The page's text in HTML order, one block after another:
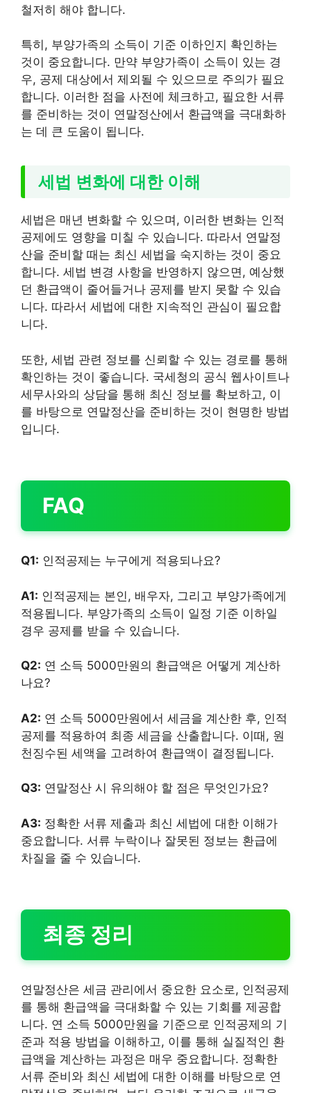
철저히 해야 합니다.
특히, 부양가족의 소득이 기준 이하인지 확인하는
것이 중요합니다. 만약 부양가족이 소득이 있는 경
우, 공제 대상에서 제외될 수 있으므로 주의가 필요
합니다. 이러한 점을 사전에 체크하고, 필요한 서류
를 준비하는 것이 연말정산에서 환급액을 극대화하
는 데 큰 도움이 됩니다.
세법 변화에 대한 이해
세법은 매년 변화할 수 있으며, 이러한 변화는 인적
공제에도 영향을 미칠 수 있습니다. 따라서 연말정
산을 준비할 때는 최신 세법을 숙지하는 것이 중요
합니다. 세법 변경 사항을 반영하지 않으면, 예상했
던 환급액이 줄어들거나 공제를 받지 못할 수 있습
니다. 따라서 세법에 대한 지속적인 관심이 필요합
니다.
또한, 세법 관련 정보를 신뢰할 수 있는 경로를 통해
확인하는 것이 좋습니다. 국세청의 공식 웹사이트나
세무사와의 상담을 통해 최신 정보를 확보하고, 이
를 바탕으로 연말정산을 준비하는 것이 현명한 방법
입니다.
FAQ
Q1: 인적공제는 누구에게 적용되나요?
A1: 인적공제는 본인, 배우자, 그리고 부양가족에게
적용됩니다. 부양가족의 소득이 일정 기준 이하일
경우 공제를 받을 수 있습니다.
Q2: 연 소득 5000만원의 환급액은 어떻게 계산하
나요?
A2: 연 소득 5000만원에서 세금을 계산한 후, 인적
공제를 적용하여 최종 세금을 산출합니다. 이때, 원
천징수된 세액을 고려하여 환급액이 결정됩니다.
Q3: 연말정산 시 유의해야 할 점은 무엇인가요?
A3: 정확한 서류 제출과 최신 세법에 대한 이해가
중요합니다. 서류 누락이나 잘못된 정보는 환급에
차질을 줄 수 있습니다.
최종 정리
연말정산은 세금 관리에서 중요한 요소로, 인적공제
를 통해 환급액을 극대화할 수 있는 기회를 제공합
니다. 연 소득 5000만원을 기준으로 인적공제의 기
준과 적용 방법을 이해하고, 이를 통해 실질적인 환
급액을 계산하는 과정은 매우 중요합니다. 정확한
서류 준비와 최신 세법에 대한 이해를 바탕으로 연